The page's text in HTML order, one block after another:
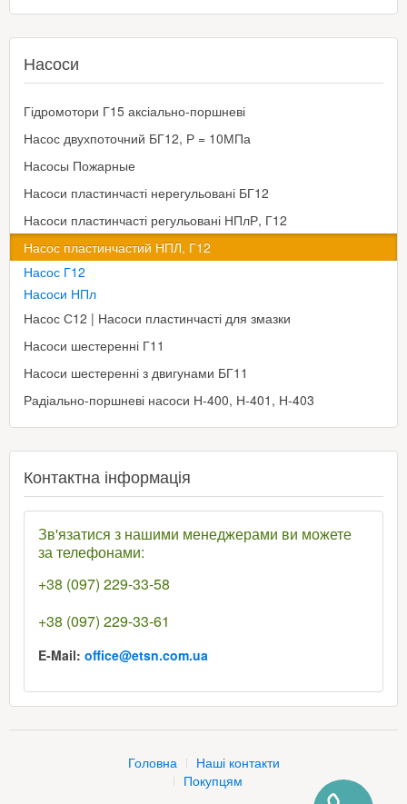
Насоси
Гідромотори Г15 аксіально-поршневі
Насос двухпоточний БГ12, Р = 10МПа
Насосы Пожарные
Насоси пластинчасті нерегульовані БГ12
Насоси пластинчасті регульовані НПлР, Г12
Насос пластинчастий НПЛ, Г12
Насос Г12
Насоси НПл
Насос С12 | Насоси пластинчасті для змазки
Насоси шестеренні Г11
Насоси шестеренні з двигунами БГ11
Радіально-поршневі насоси Н-400, Н-401, Н-403
Контактна інформація
Зв'язатися з нашими менеджерами ви можете
за телефонами:
+38 (097) 229-33-58
+38 (097) 229-33-61
E-Mail: office@etsn.com.ua
Головна
Наші контакти
Покупцям